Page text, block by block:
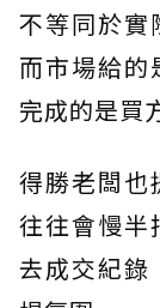
不等同於實
而市場給的
完成的是買
得勝老闆也
往往會慢半
去成交紀錄